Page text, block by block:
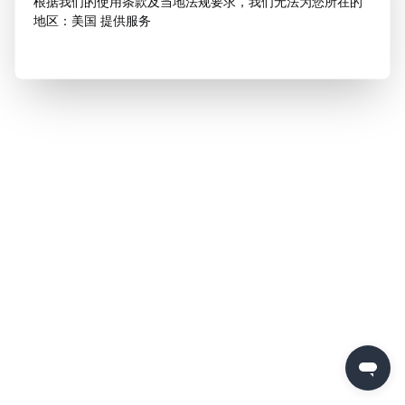
地区：美国 提供服务